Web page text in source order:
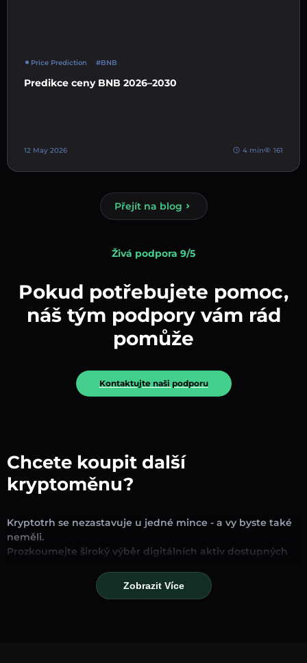
Price Prediction #BNB
Predikce ceny BNB 2026–2030
12 May 2026 4 min 161
Přejít na blog
Živá podpora 9/5
Pokud potřebujete pomoc,
náš tým podpory vám rád
pomůže
Kontaktujte naši podporu
Chcete koupit další
kryptoměnu?
Kryptotrh se nezastavuje u jedné mince - a vy byste také
neměli.
Prozkoumejte široký výběr digitálních aktiv dostupných
hledáte zavedené stablecoiny, slibné altcoiny nebo
trendové nové tokeny, najdete je všechny na jednom
Zobrazit Více